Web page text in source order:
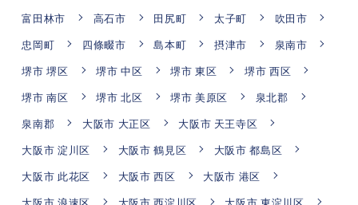
富田林市
高石市 田尻町 太子町
吹田市
忠岡町
四條畷市 島本町 摂津市
泉南市
堺市 堺区
堺市 中区 堺市 東区
堺市 西区
堺市 南区
堺市 北区 堺市 美原区
泉北郡
泉南郡
大阪市 大正区
大阪市 天王寺区
大阪市 淀川区
大阪市 鶴見区
大阪市 都島区
大阪市 此花区
大阪市 西区
大阪市 港区
大阪市 浪速区
大阪市 西淀川区
大阪市 東淀川区